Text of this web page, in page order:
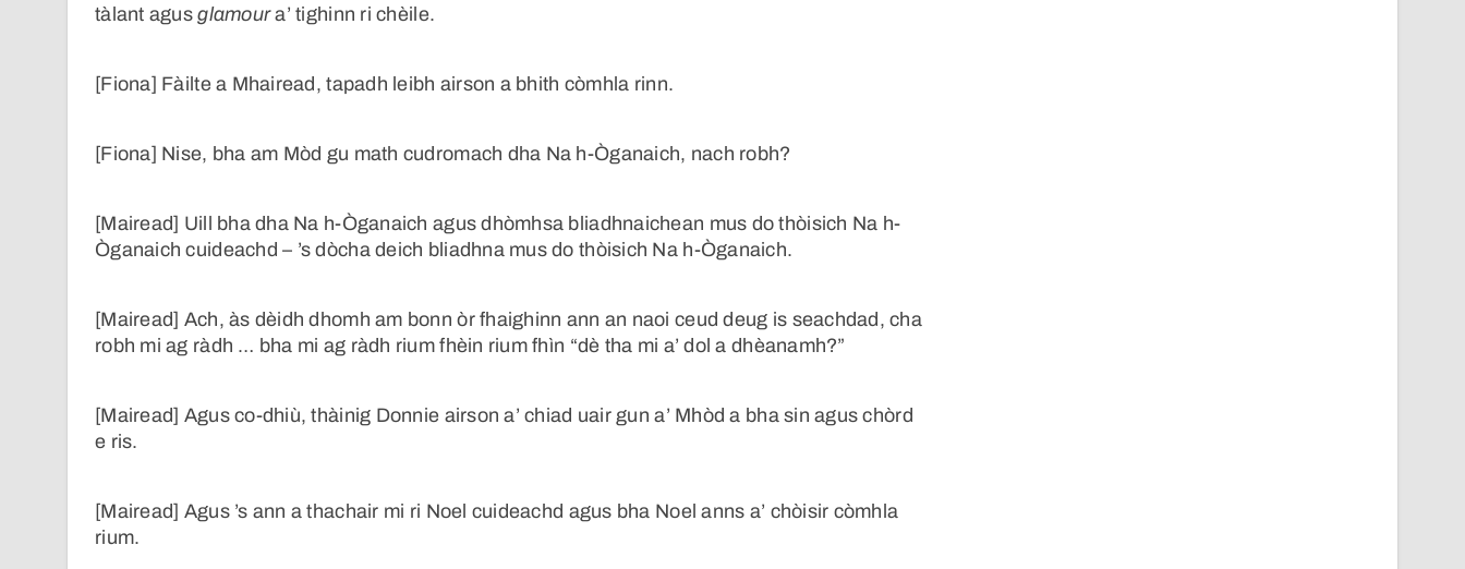
tàlant agusglamoura’ tighinn ri chèile.
[Fiona] Fàilte a Mhairead, tapadh leibh airson a bhith còmhla rinn.
[Fiona] Nise, bha am Mòd gu math cudromach dha Na h-Òganaich, nach robh?
[Mairead] Uill bha dha Na h-Òganaich agus dhòmhsa bliadhnaichean mus do thòisich Na h-
Òganaich cuideachd – ’s dòcha deich bliadhna mus do thòisich Na h-Òganaich.
[Mairead] Ach, às dèidh dhomh am bonn òr fhaighinn ann an naoi ceud deug is seachdad, cha
robh mi ag ràdh … bha mi ag ràdh rium fhèin rium fhìn “dè tha mi a’ dol a dhèanamh?”
[Mairead] Agus co-dhiù, thàinig Donnie airson a’ chiad uair gun a’ Mhòd a bha sin agus chòrd
e ris.
[Mairead] Agus ’s ann a thachair mi ri Noel cuideachd agus bha Noel anns a’ chòisir còmhla
rium.